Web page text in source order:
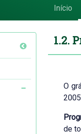
Início
1.2.
O
de